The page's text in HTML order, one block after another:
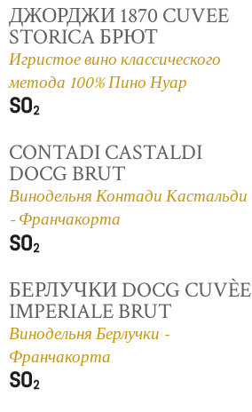
ДЖОРДЖИ 1870 CUVEE
STORICA БРЮТ
Игристое вино классического
метода 100% Пино Нуар
CONTADI CASTALDI
DOCG BRUT
Винодельня Контади Кастальди
- Франчакорта
БЕРЛУЧКИ DOCG CUVÈE
IMPERIALE BRUT
Винодельня Берлучки -
Франчакорта